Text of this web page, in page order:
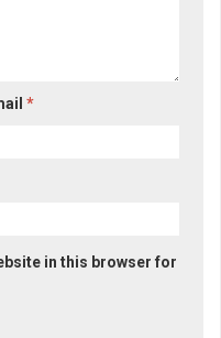
*
in this browser for